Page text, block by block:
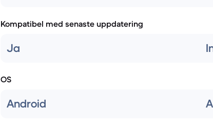
Kompatibel med senaste uppdatering
Ja
OS
Android